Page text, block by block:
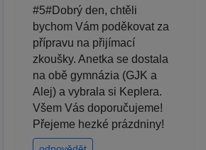
#5#Dobrý den, chtěli
bychom Vám poděkovat za
přípravu na přijímací
zkoušky. Anetka se dostala
na obě gymnázia (GJK a
Alej) a vybrala si Keplera.
Všem Vás doporučujeme!
Přejeme hezké prázdniny!